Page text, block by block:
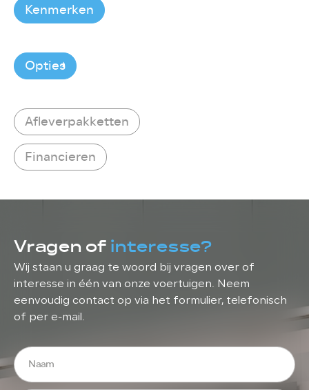
Kenmerken
Opties
Afleverpakketten
Financieren
Vragen of interesse?
Wij staan u graag te woord bij vragen over of
interesse in één van onze voertuigen. Neem
eenvoudig contact op via het formulier, telefonisch
of per e-mail.